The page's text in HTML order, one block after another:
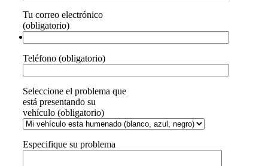
Tu correo electrónico
(obligatorio)
Teléfono (obligatorio)
Seleccione el problema que
está presentando su
vehículo (obligatorio)
Especifique su problema